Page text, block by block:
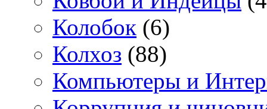
Колобок (6)
Колхоз (88)
Компьютеры и